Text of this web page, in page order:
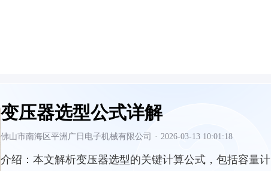
变压器选型公式详解
佛山市南海区平洲广日电子机械有限公司 · 2026-03-13 10:01:18
介绍： 本文解析变压器选型的关键计算公式，包括容量计